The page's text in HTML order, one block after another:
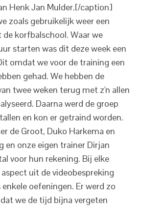
Henk Jan Mulder.[/caption]
zoals gebruikelijk weer een
korfbalschool. Waar we
starten was dit deze week een
omdat we voor de training een
gehad. We hebben de
twee weken terug met z'n allen
Daarna werd de groep
en kon er getraind worden.
de Groot, Duko Harkema en
en onze eigen trainer Dirjan
voor hun rekening. Bij elke
uit de videobespreking
oefeningen. Er werd zo
we de tijd bijna vergeten